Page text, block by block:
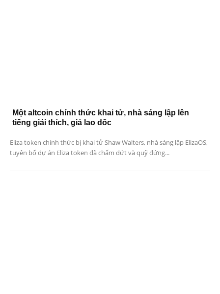
Một altcoin chính thức khai tử, nhà sáng lập lên
tiếng giải thích, giá lao dốc
Eliza token chính thức bị khai tử Shaw Walters, nhà sáng lập ElizaOS,
tuyên bố dự án Eliza token đã chấm dứt và quỹ đứng...